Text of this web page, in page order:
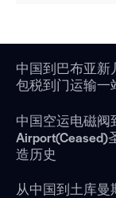
中国到巴布亚新
包税到门运输一
中国空运电磁阀
Airport(Ceased)
造历史
从中国到土库